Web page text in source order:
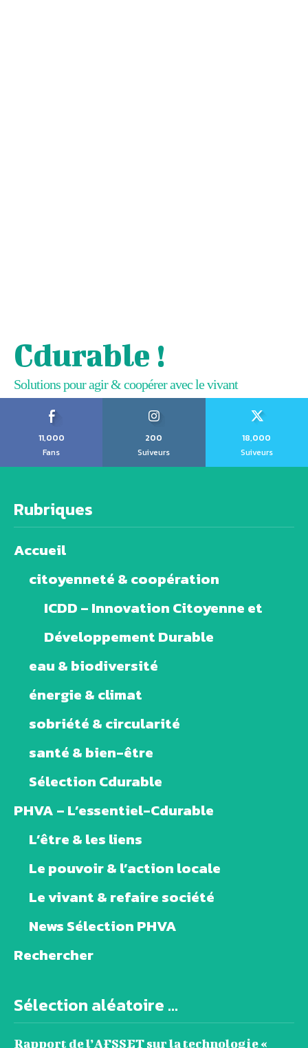
Cdurable !
Solutions pour agir & coopérer avec le vivant
11,000
Fans
200
Suiveurs
18,000
Suiveurs
Rubriques
Accueil
citoyenneté & coopération
ICDD – Innovation Citoyenne et
Développement Durable
eau & biodiversité
énergie & climat
sobriété & circularité
santé & bien-être
Sélection Cdurable
PHVA – L’essentiel-Cdurable
L’être & les liens
Le pouvoir & l’action locale
Le vivant & refaire société
News Sélection PHVA
Rechercher
Sélection aléatoire ...
Rapport de l’AFSSET sur la technologie «